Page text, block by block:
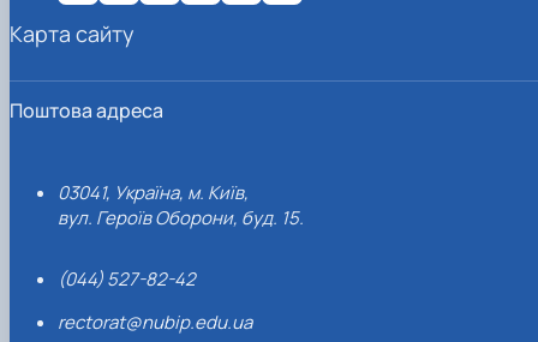
Поштова адреса
03041, Україна, м. Київ,
вул. Героїв Оборони, буд. 15.
(044) 527-82-42
rectorat@nubip.edu.ua
Карта сайту